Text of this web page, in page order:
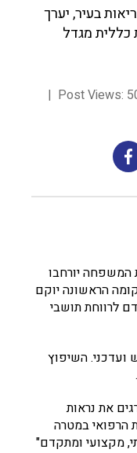
בעיר, יערך
כללית מגדל
Post Views:
המשפחה יורחבו
הראשונה יוקם
לרווחת תושבי
ועדכני. השיפוץ
את נראות
הרפואי במטרה
מקצועי ומתקדם"